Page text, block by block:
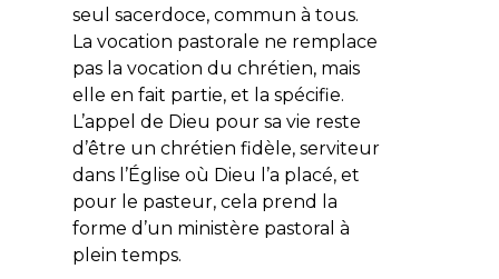
seul sacerdoce, commun à tous.
La vocation pastorale ne remplace
pas la vocation du chrétien, mais
elle en fait partie, et la spécifie.
L’appel de Dieu pour sa vie reste
d’être un chrétien fidèle, serviteur
dans l’Église où Dieu l’a placé, et
pour le pasteur, cela prend la
forme d’un ministère pastoral à
plein temps.